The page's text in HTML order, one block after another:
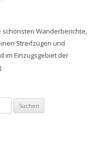
schönsten Wanderberichte,
Streifzügen und
im Einzugsgebiet der